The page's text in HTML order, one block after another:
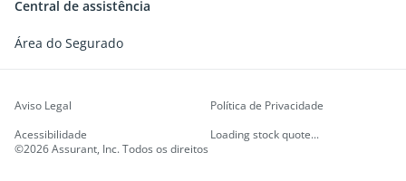
Central de assistência
Área do Segurado
©2026 Assurant, Inc. Todos os direitos
Aviso Legal
Política de Privacidade
Acessibilidade
Loading stock quote...